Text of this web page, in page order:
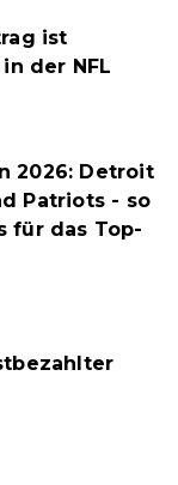
ist
der NFL
2026: Detroit
Patriots - so
für das Top-